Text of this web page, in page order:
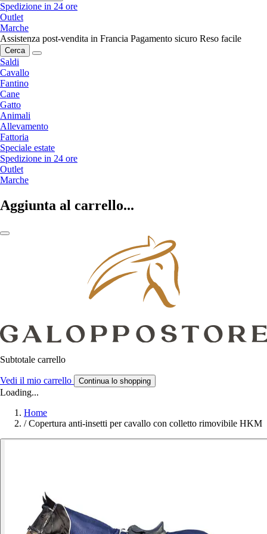
Spedizione in 24 ore
Outlet
Marche
Assistenza post-vendita in Francia Pagamento sicuro Reso facile
Cerca
Saldi
Cavallo
Fantino
Cane
Gatto
Animali
Allevamento
Fattoria
Speciale estate
Spedizione in 24 ore
Outlet
Marche
Aggiunta al carrello...
Subtotale carrello
Vedi il mio carrello Continua lo shopping
Loading...
Home
/ Copertura anti-insetti per cavallo con colletto rimovibile HKM